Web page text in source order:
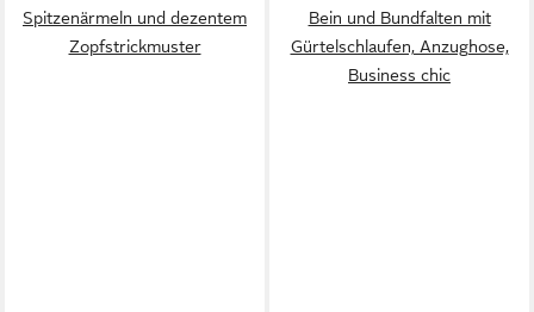
Spitzenärmeln und dezentem
Zopfstrickmuster
Bein und Bundfalten mit
Gürtelschlaufen, Anzughose,
Business chic